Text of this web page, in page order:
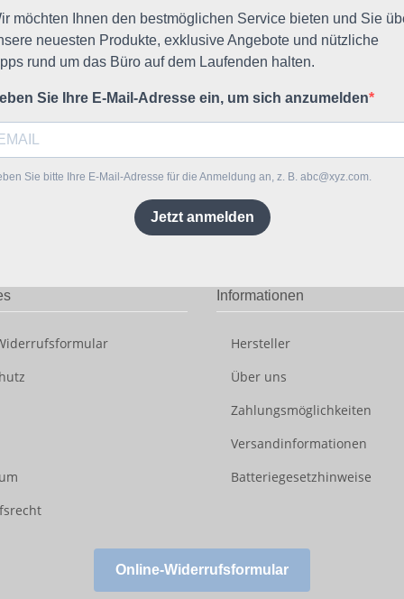
möchten Ihnen den bestmöglichen Service bieten und Sie
neuesten Produkte, exklusive Angebote und nützliche
rund um das Büro auf dem Laufenden halten.
Sie Ihre E-Mail-Adresse ein, um sich anzumelden
Sie bitte Ihre E-Mail-Adresse für die Anmeldung an, z. B. abc@xyz.com.
Jetzt anmelden
Informationen
Hersteller
Über uns
Zahlungsmöglichkeiten
Versandinformationen
Batteriegesetzhinweise
Online-Widerrufsformular